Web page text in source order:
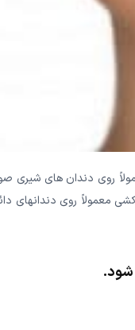
روی دندان های شیری
معمولاً روی دندانهای
شود.